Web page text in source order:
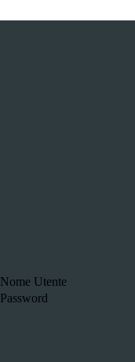
Nome Utente
Password